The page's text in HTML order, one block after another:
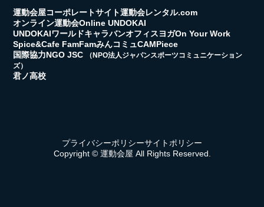
運動会屋コーポレートサイト運動会レンタル.com
オンライン運動会Online UNDOKAI
UNDOKAIワールドキャラバンオフィスヨガOn Your Work
Spice&Cafe FamFamみんコミュCAMPiece
国際協力NGO JSC
（NPO法人ジャパンスポーツコミュニケーション
ズ）
君ノ高校
プライバシーポリシーサイトポリシー
Copyright © 運動会屋 All Rights Reserved.